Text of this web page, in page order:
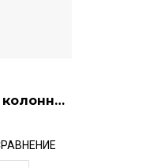
Редуктор поворота колонны KESLA 1395H